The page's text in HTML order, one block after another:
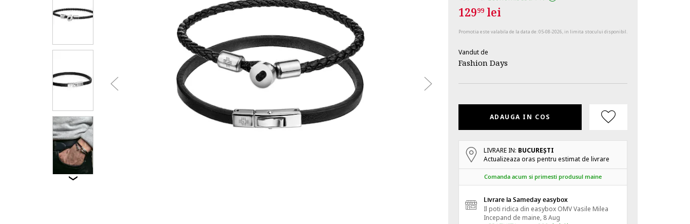
12999lei
Promotia este valabila de la data de:05-08-2026, in limita stocului disponibil.
Vandut de
Fashion Days
ADAUGA IN COS
LIVRARE IN: BUCUREŞTI
Actualizeaza oras pentru estimat de livrare
Comanda acum si primesti produsul maine
Livrare la Sameday easybox
Il poti ridica din easybox OMV Vasile Milea
Incepand de maine, 8 Aug